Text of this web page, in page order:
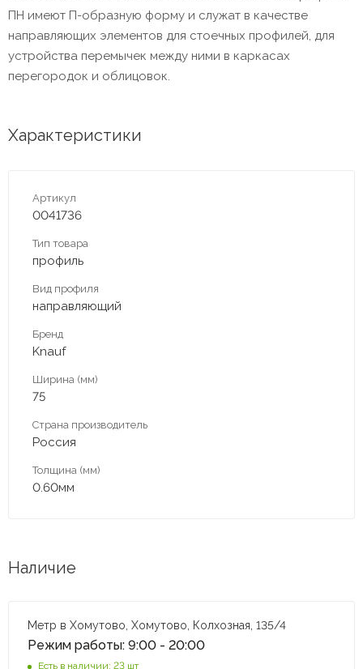
ПН имеют П-образную форму и служат в качестве
направляющих элементов для стоечных профилей, для
устройства перемычек между ними в каркасах
перегородок и облицовок.
Характеристики
Артикул
0041736
Тип товара
профиль
Вид профиля
направляющий
Бренд
Knauf
Ширина (мм)
75
Страна производитель
Россия
Толщина (мм)
0.60мм
Наличие
Метр в Хомутово, Хомутово, Колхозная, 135/4
Режим работы: 9:00 - 20:00
Есть в наличии: 23 шт